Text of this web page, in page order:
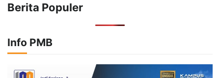
Berita Populer
Info PMB